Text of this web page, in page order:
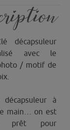
décapsuleur
avec le
/ motif de
à
main… on est
prêt pour